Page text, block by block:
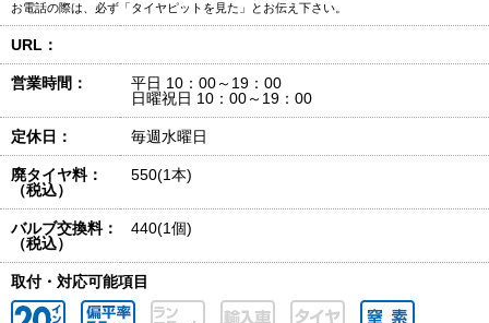
お電話の際は、必ず「タイヤピットを見た」とお伝え下さい。
URL：
営業時間：
平日 10：00～19：00
日曜祝日 10：00～19：00
定休日： 毎週水曜日
廃タイヤ料：
（税込）
550(1本)
バルブ交換料：
（税込）
440(1個)
取付・対応可能項目